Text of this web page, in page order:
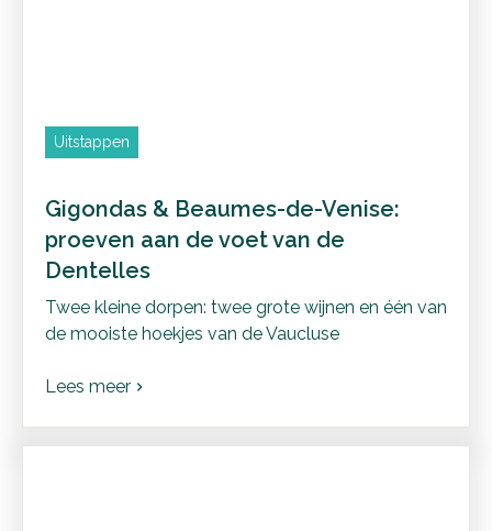
Uitstappen
Gigondas & Beaumes-de-Venise:
proeven aan de voet van de
Dentelles
Twee kleine dorpen: twee grote wijnen en één van
de mooiste hoekjes van de Vaucluse
Lees meer chevron_right